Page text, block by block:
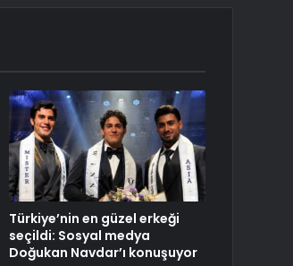
Türkiye’nin en güzel erkeği
seçildi: Sosyal medya
Doğukan Navdar’ı konuşuyor